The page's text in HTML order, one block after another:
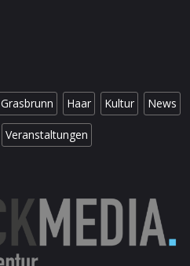
Grasbrunn Haar Kultur News
Veranstaltungen